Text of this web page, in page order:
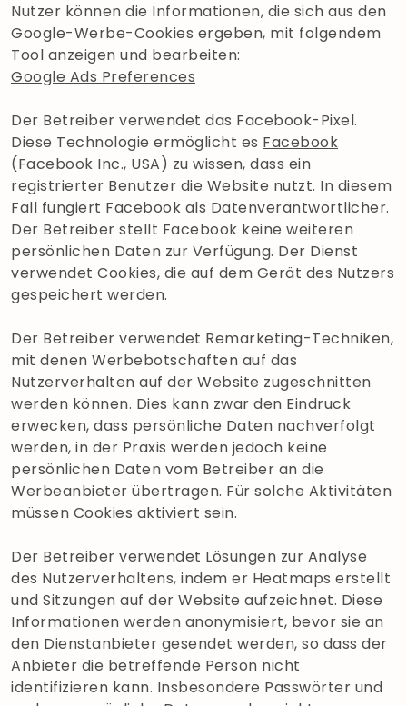
Nutzer können die Informationen, die sich aus den
Google-Werbe-Cookies ergeben, mit folgendem
Tool anzeigen und bearbeiten:
Google Ads Preferences
Der Betreiber verwendet das Facebook-Pixel.
Diese Technologie ermöglicht es Facebook
(Facebook Inc., USA) zu wissen, dass ein
registrierter Benutzer die Website nutzt. In diesem
Fall fungiert Facebook als Datenverantwortlicher.
Der Betreiber stellt Facebook keine weiteren
persönlichen Daten zur Verfügung. Der Dienst
verwendet Cookies, die auf dem Gerät des Nutzers
gespeichert werden.
Der Betreiber verwendet Remarketing-Techniken,
mit denen Werbebotschaften auf das
Nutzerverhalten auf der Website zugeschnitten
werden können. Dies kann zwar den Eindruck
erwecken, dass persönliche Daten nachverfolgt
werden, in der Praxis werden jedoch keine
persönlichen Daten vom Betreiber an die
Werbeanbieter übertragen. Für solche Aktivitäten
müssen Cookies aktiviert sein.
Der Betreiber verwendet Lösungen zur Analyse
des Nutzerverhaltens, indem er Heatmaps erstellt
und Sitzungen auf der Website aufzeichnet. Diese
Informationen werden anonymisiert, bevor sie an
den Dienstanbieter gesendet werden, so dass der
Anbieter die betreffende Person nicht
identifizieren kann. Insbesondere Passwörter und